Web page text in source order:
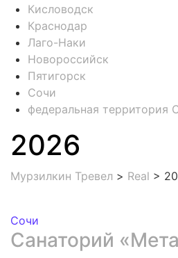
Кисловодск
Краснодар
Лаго-Наки
Новороссийск
Пятигорск
Сочи
федеральная территория
2026
Мурзилкин Тревел > Real >
Сочи
Санаторий